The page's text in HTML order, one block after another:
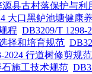
源县古村落保护与利
大口黑鲈池塘健康
程 DB3209/T
择和培育规范
2024 行道树修剪规范
施工技术规范